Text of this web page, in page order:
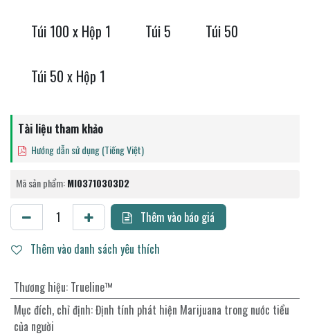
Túi 100 x Hộp 1 Túi 5 Túi 50
Túi 50 x Hộp 1
Tài liệu tham khảo
Hướng dẫn sử dụng (Tiếng Việt)
Mã sản phẩm:MI03710303D2
Thêm vào báo giá
Thêm vào danh sách yêu thích
Thương hiệu: Trueline™
Mục đích, chỉ định:Định tính phát hiện Marijuana trong nước tiểu
của người